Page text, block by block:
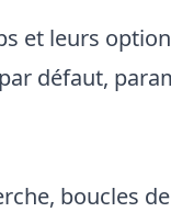
et leurs
défaut,
boucles